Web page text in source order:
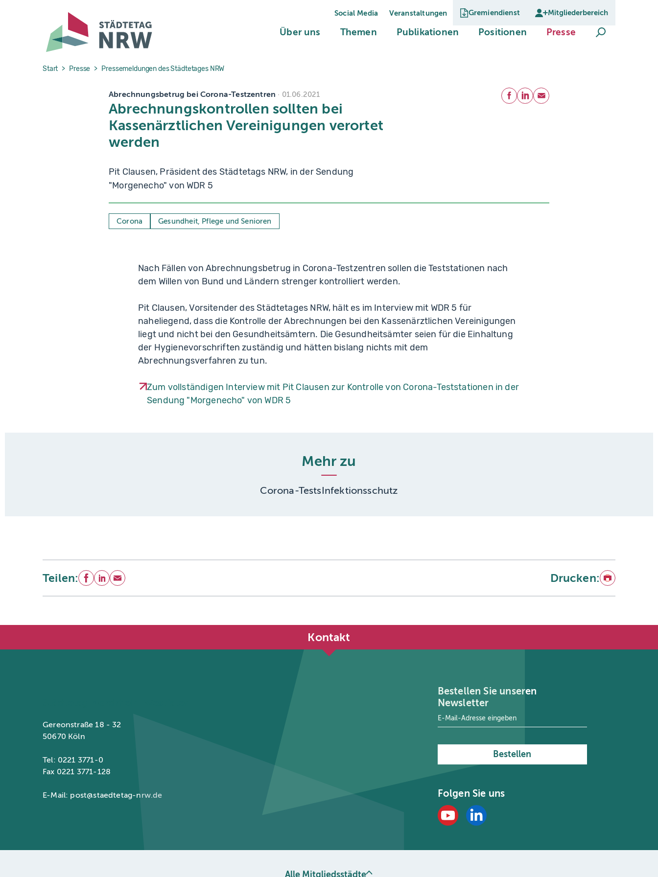
Social Media Veranstaltungen Gremiendienst Mitgliederbereich
Über uns (current)
Themen(current)Publikationen (current)Positionen(current)
Presse (current)Suche öffnen
You are here:
Start Presse Pressemeldungen des Städtetages NRW
Abrechnungsbetrug bei Corona-Testzentren 01.06.2021
Abrechnungskontrollen sollten bei
Kassenärztlichen Vereinigungen verortet
werden
Pit Clausen, Präsident des Städtetags NRW, in der Sendung
"Morgenecho" von WDR 5
Teilen
Facebook
LinkedIn
E-Mail
Corona Gesundheit, Pflege und Senioren
Nach Fällen von Abrechnungsbetrug in Corona-Testzentren sollen die Teststationen nach
dem Willen von Bund und Ländern strenger kontrolliert werden.
Pit Clausen, Vorsitender des Städtetages NRW, hält es im Interview mit WDR 5 für
naheliegend, dass die Kontrolle der Abrechnungen bei den Kassenärztlichen Vereinigungen
liegt und nicht bei den Gesundheitsämtern. Die Gesundheitsämter seien für die Einhaltung
der Hygienevorschriften zuständig und hätten bislang nichts mit dem
Abrechnungsverfahren zu tun.
Zum vollständigen Interview mit Pit Clausen zur Kontrolle von Corona-Teststationen in der
Sendung "Morgenecho" von WDR 5
Mehr zu
Corona-TestsInfektionsschutz
Teilen: Facebook
LinkedIn
E-Mail Drucken: Drucken
Kontakt
Gereonstraße 18 - 32
50670 Köln
Tel: 0221 3771-0
Fax 0221 3771-128
E-Mail: post@staedtetag-nrw.de
Bestellen Sie unseren
Newsletter
E-Mail-Adresse
Bestellen
Folgen Sie uns
Alle Mitgliedsstädte